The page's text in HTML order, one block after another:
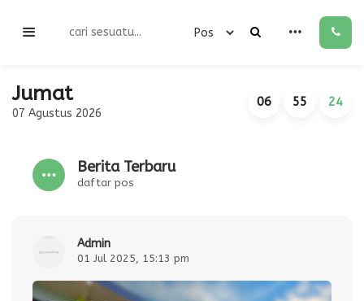
Jumat
07 Agustus 2026
06 55 25
Berita Terbaru
daftar pos
admin
01 Jul 2025, 15:13 pm